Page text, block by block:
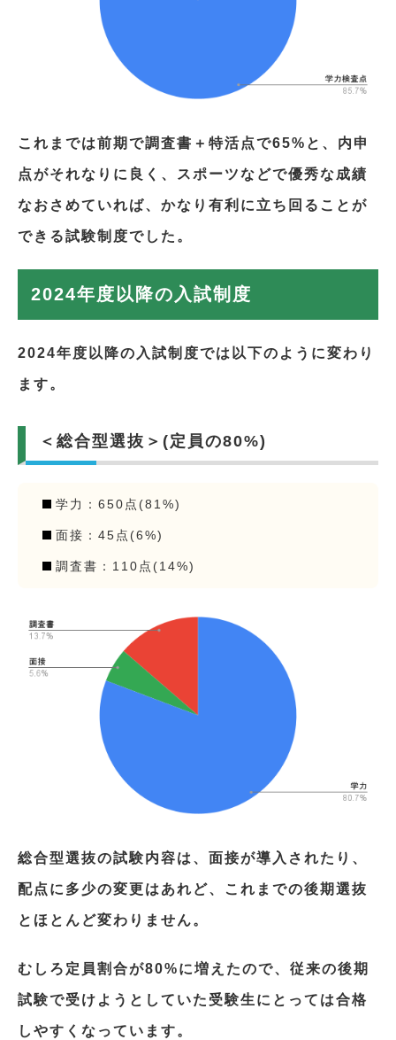
これまでは前期で調査書＋特活点で65%と、内申
点がそれなりに良く、スポーツなどで優秀な成績
なおさめていれば、かなり有利に立ち回ることが
できる試験制度でした。
2024年度以降の入試制度
2024年度以降の入試制度では以下のように変わり
ます。
＜総合型選抜＞(定員の80%)
学力：650点(81%)
面接：45点(6%)
調査書：110点(14%)
総合型選抜の試験内容は、面接が導入されたり、
配点に多少の変更はあれど、これまでの後期選抜
とほとんど変わりません。
むしろ定員割合が80%に増えたので、従来の後期
試験で受けようとしていた受験生にとっては合格
しやすくなっています。